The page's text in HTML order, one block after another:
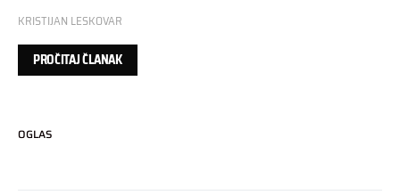
KRISTIJAN LESKOVAR
PROČITAJ ČLANAK
OGLAS